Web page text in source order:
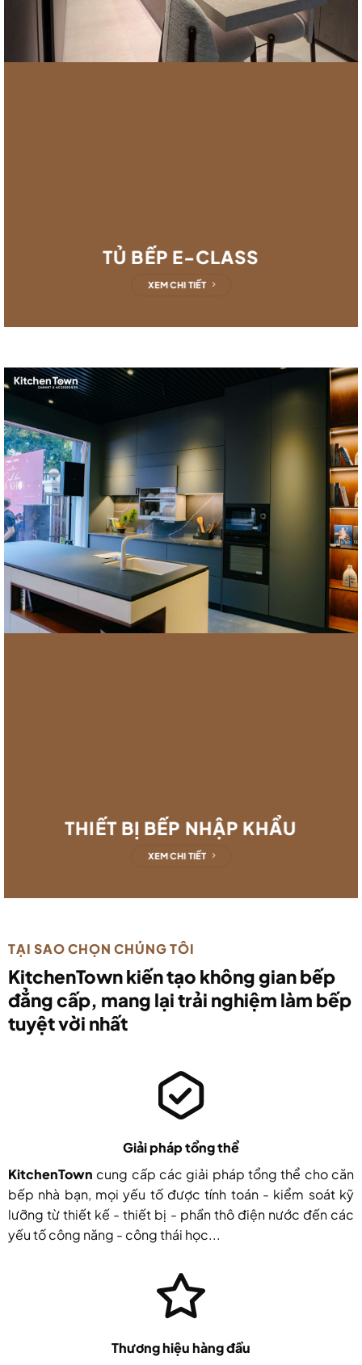
TỦ BẾP E-CLASS
XEM CHI TIẾT
THIẾT BỊ BẾP NHẬP KHẨU
XEM CHI TIẾT
TẠI SAO CHỌN CHÚNG TÔI
KitchenTown kiến tạo không gian bếp
đẳng cấp, mang lại trải nghiệm làm bếp
tuyệt vời nhất
Giải pháp tổng thể
KitchenTown cung cấp các giải pháp tổng thể cho căn
bếp nhà bạn, mọi yếu tố được tính toán - kiểm soát kỹ
lưỡng từ thiết kế - thiết bị - phần thô điện nước đến các
yếu tố công năng - công thái học...
Thương hiệu hàng đầu